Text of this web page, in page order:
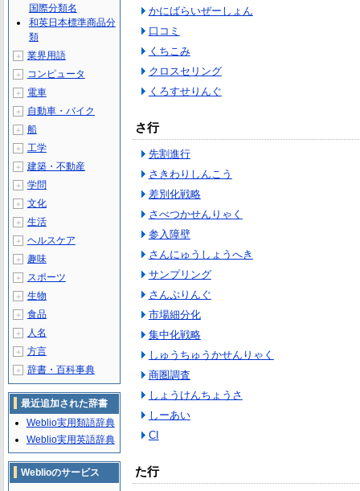
かにばらいぜーしょん
口コミ
くちこみ
クロスセリング
くろすせりんぐ
さ行
先割進行
さきわりしんこう
差別化戦略
さべつかせんりゃく
参入障壁
さんにゅうしょうへき
サンプリング
さんぷりんぐ
市場細分化
集中化戦略
しゅうちゅうかせんりゃく
商圏調査
しょうけんちょうさ
しーあい
CI
た行
国際分類名
和英日本標準商品分
類
＋ 業界用語
＋ コンピュータ
＋ 電車
＋ 自動車・バイク
＋ 船
＋ 工学
＋ 建築・不動産
＋ 学問
＋ 文化
＋ 生活
＋ ヘルスケア
＋ 趣味
＋ スポーツ
＋ 生物
＋ 食品
＋ 人名
＋ 方言
＋ 辞書・百科事典
最近追加された辞書
Weblio実用類語辞典
Weblio実用英語辞典
Weblioのサービス